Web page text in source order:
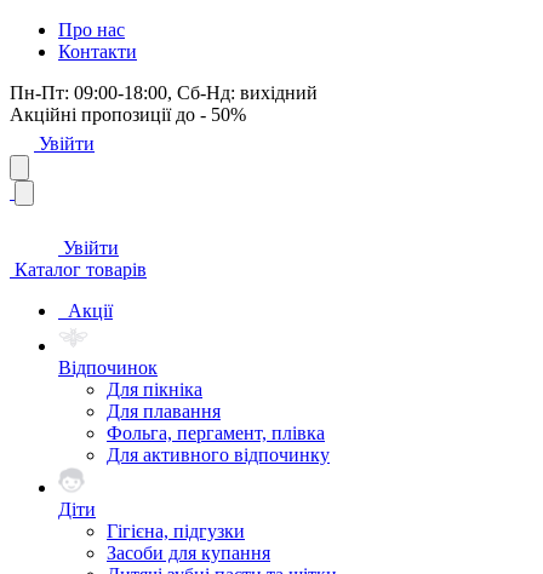
Про нас
Контакти
Пн-Пт: 09:00-18:00, Сб-Нд: вихідний
Акційні пропозиції до - 50%
Увійти
Увійти
Каталог товарів
Акції
Відпочинок
Для пікніка
Для плавання
Фольга, пергамент, плівка
Для активного відпочинку
Діти
Гігієна, підгузки
Засоби для купання